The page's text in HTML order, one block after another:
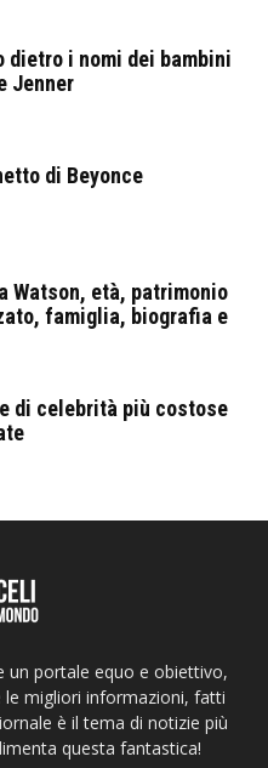
i nomi dei bambini
Jenner
di Beyonce
Watson, età, patrimonio
famiglia, biografia e
di celebrità più costose
un portale equo e obiettivo,
migliori informazioni, fatti
è il tema di notizie più
questa fantastica!